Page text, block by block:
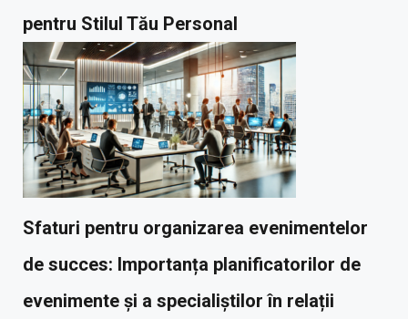
pentru Stilul Tău Personal
Sfaturi pentru organizarea evenimentelor
de succes: Importanța planificatorilor de
evenimente și a specialiștilor în relații